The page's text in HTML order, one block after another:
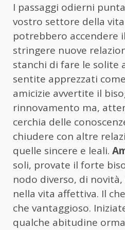
I passaggi odierni
vostro settore della
potrebbero accendere
stringere nuove
stanchi di fare le solite
sentite apprezzati
amicizie avvertite il
rinnovamento ma,
cerchia delle
chiudere con altre
quelle sincere e leali.
soli, provate il forte
nodo diverso, di
nella vita affettiva. Il
che vantaggioso.
qualche abitudine